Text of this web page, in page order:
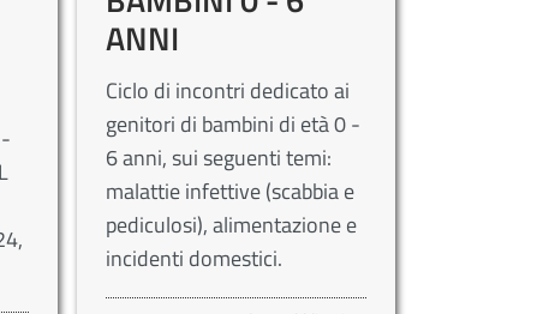
ANNI
Ciclo di incontri dedicato ai
genitori di bambini di età 0 -
6 anni, sui seguenti temi:
malattie infettive (scabbia e
pediculosi), alimentazione e
incidenti domestici.